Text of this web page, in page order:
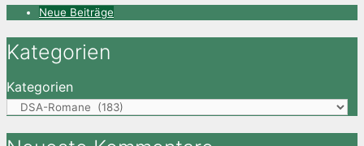
Neue Beiträge
Kategorien
Kategorien